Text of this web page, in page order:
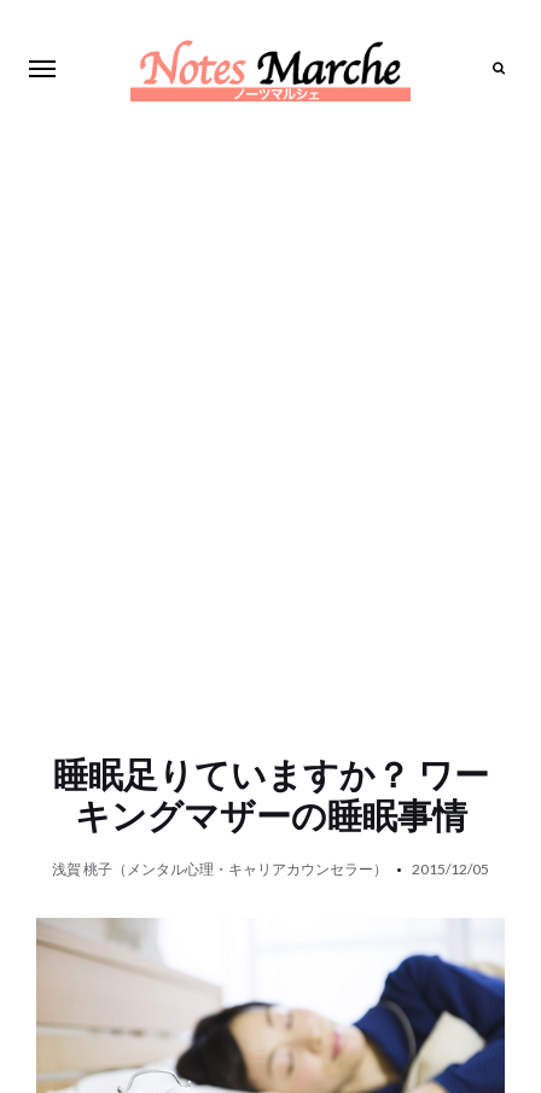
睡眠足りていますか？ ワー
キングマザーの睡眠事情
浅賀 桃子（メンタル心理・キャリアカウンセラー） 2015/12/05